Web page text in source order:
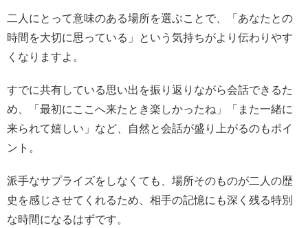
二人にとって意味のある場所を選ぶことで、「あなたとの
時間を大切に思っている」という気持ちがより伝わりやす
くなりますよ。
すでに共有している思い出を振り返りながら会話できるた
め、「最初にここへ来たとき楽しかったね」「また一緒に
来られて嬉しい」など、自然と会話が盛り上がるのもポイ
ント。
派手なサプライズをしなくても、場所そのものが二人の歴
史を感じさせてくれるため、相手の記憶にも深く残る特別
な時間になるはずです。